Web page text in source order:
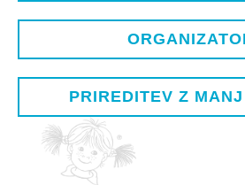
PRIREDITEV Z